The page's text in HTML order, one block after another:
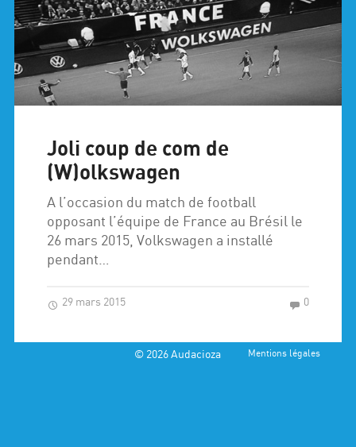
Joli coup de com de
(W)olkswagen
A l’occasion du match de football
opposant l’équipe de France au Brésil le
26 mars 2015, Volkswagen a installé
pendant…
29 mars 2015 0
© 2026Audacioza Mentions légales